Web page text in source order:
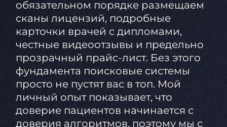
обязательном порядке размещаем
сканы лицензий, подробные
карточки врачей с дипломами,
честные видеоотзывы и предельно
прозрачный прайс-лист. Без этого
фундамента поисковые системы
просто не пустят вас в топ. Мой
личный опыт показывает, что
доверие пациентов начинается с
доверия алгоритмов, поэтому мы с